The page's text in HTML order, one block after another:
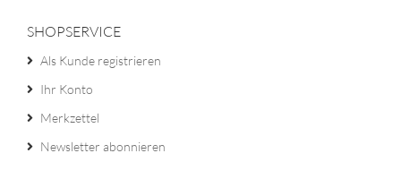
SHOPSERVICE
Als Kunde registrieren
Ihr Konto
Merkzettel
Newsletter abonnieren